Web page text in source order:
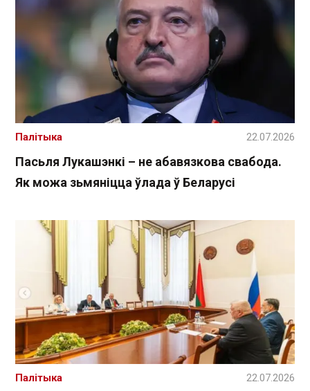
Пасьля Лукашэнкі – не абавязкова свабода.
Як можа зьмяніцца ўлада ў Беларусі
Палітыка 22.07.2026
Палітыка 22.07.2026